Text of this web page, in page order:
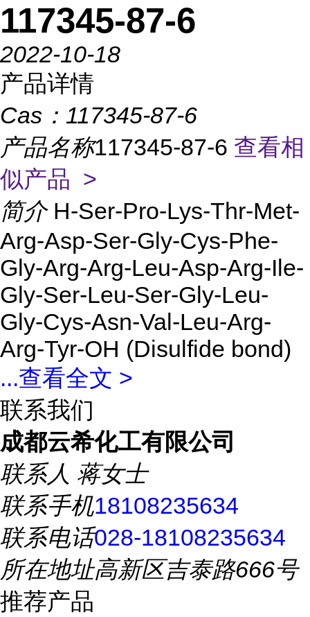
117345-87-6
2022-10-18
产品详情
Cas： 117345-87-6
产品名称117345-87-6 查看相
似产品 >
简介 H-Ser-Pro-Lys-Thr-Met-
Arg-Asp-Ser-Gly-Cys-Phe-
Gly-Arg-Arg-Leu-Asp-Arg-Ile-
Gly-Ser-Leu-Ser-Gly-Leu-
Gly-Cys-Asn-Val-Leu-Arg-
Arg-Tyr-OH (Disulfide bond)
...查看全文 >
联系我们
成都云希化工有限公司
联系人 蒋女士
联系手机18108235634
联系电话028-18108235634
所在地址高新区吉泰路666号
推荐产品